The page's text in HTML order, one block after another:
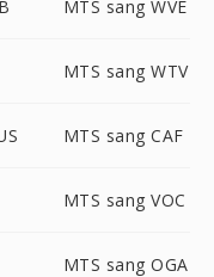
MTS sang WVE
MTS sang WTV
MTS sang CAF
MTS sang VOC
MTS sang OGA